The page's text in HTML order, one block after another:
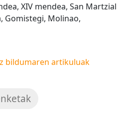
XIV mendea, San Martzial
Gomistegi, Molinao,
bildumaren artikuluak